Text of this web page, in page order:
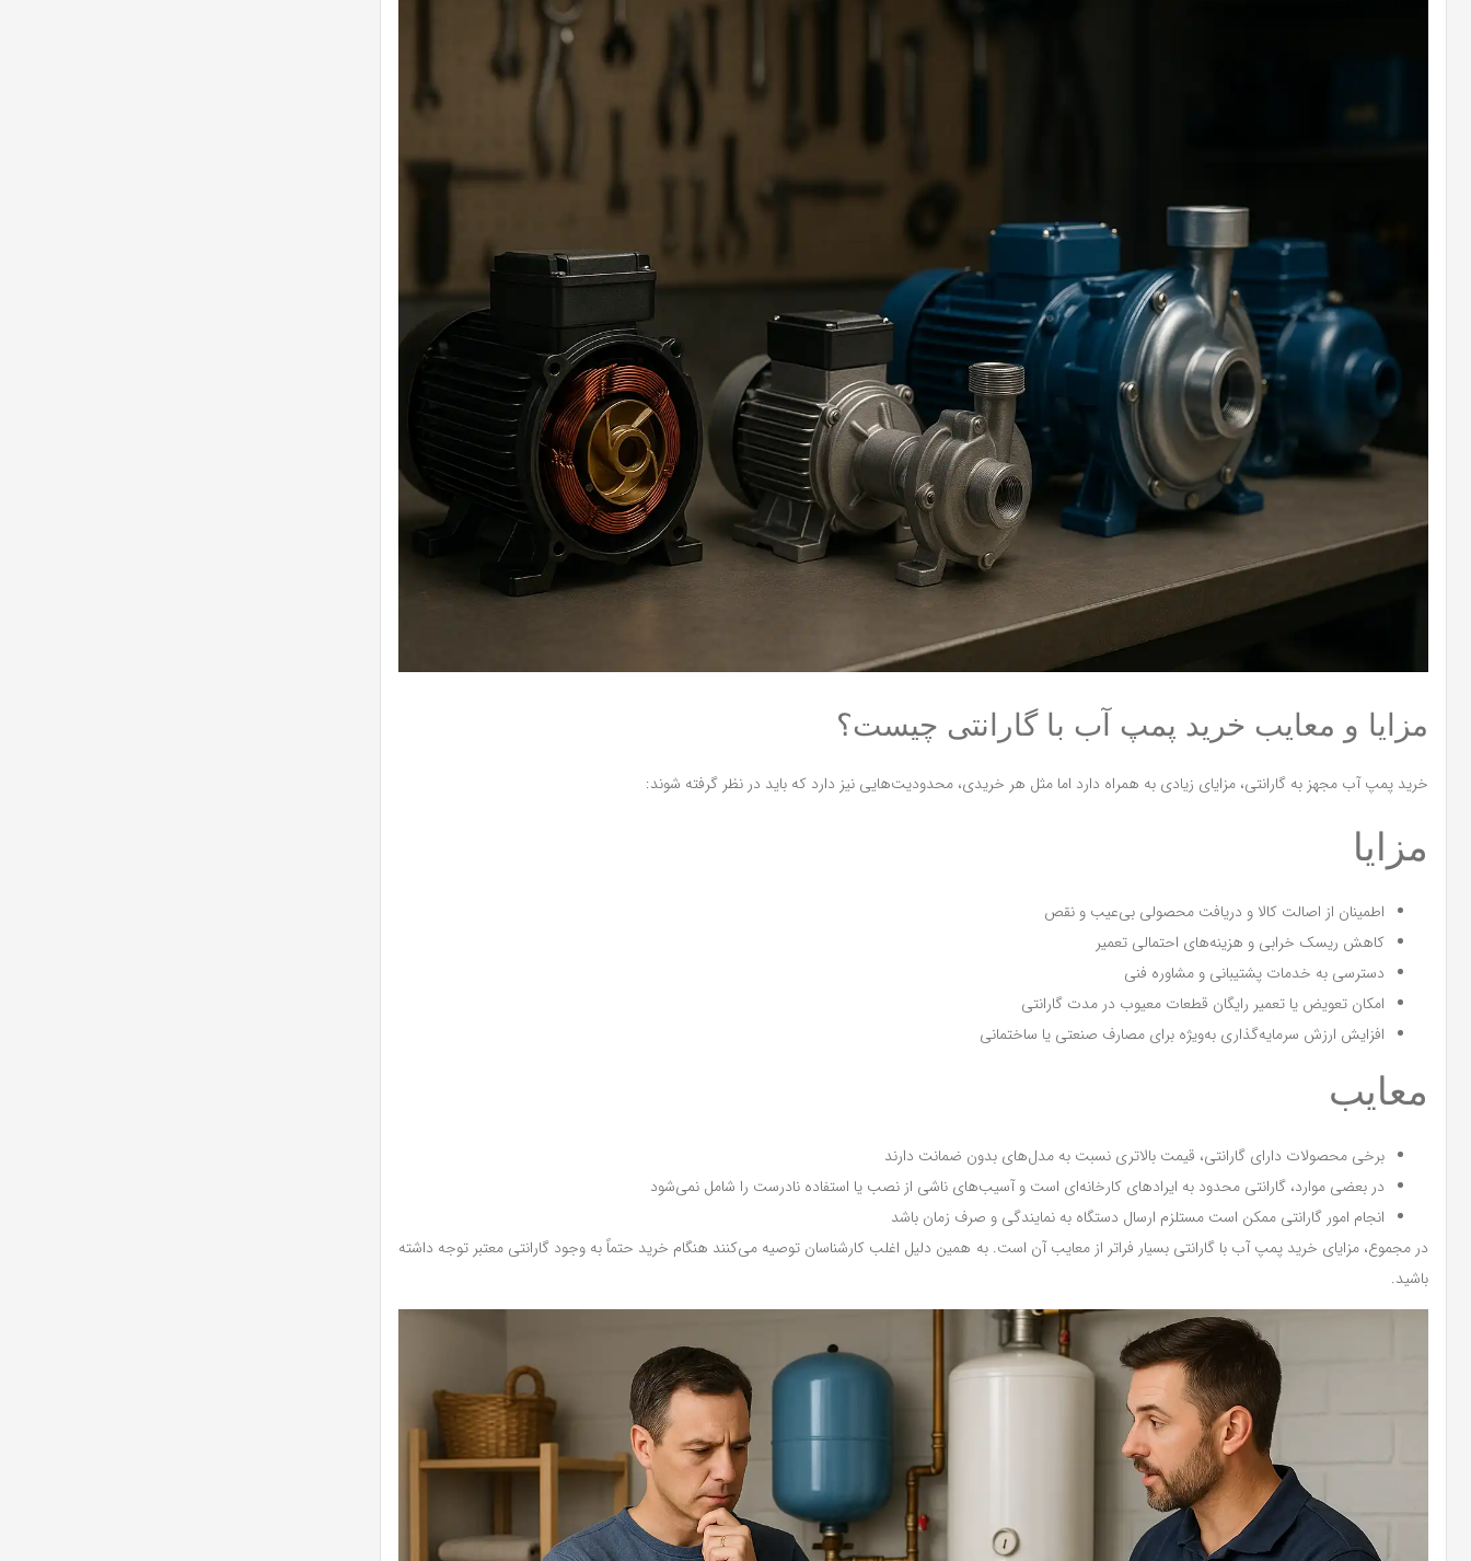
مزایا و معایب خرید پمپ آب با گارانتی چیست؟
خرید پمپ آب مجهز به گارانتی، مزایای زیادی به همراه دارد اما مثل هر خریدی، محدودیت‌هایی نیز دارد که باید در نظر گرفته شوند:
مزایا
اطمینان از اصالت کالا و دریافت محصولی بی‌عیب و نقص
کاهش ریسک خرابی و هزینه‌های احتمالی تعمیر
دسترسی به خدمات پشتیبانی و مشاوره فنی
امکان تعویض یا تعمیر رایگان قطعات معیوب در مدت گارانتی
افزایش ارزش سرمایه‌گذاری به‌ویژه برای مصارف صنعتی یا ساختمانی
معایب
برخی محصولات دارای گارانتی، قیمت بالاتری نسبت به مدل‌های بدون ضمانت دارند
در بعضی موارد، گارانتی محدود به ایرادهای کارخانه‌ای است و آسیب‌های ناشی از نصب یا استفاده نادرست را شامل نمی‌شود
انجام امور گارانتی ممکن است مستلزم ارسال دستگاه به نمایندگی و صرف زمان باشد
در مجموع، مزایای خرید پمپ آب با گارانتی بسیار فراتر از معایب آن است. به همین دلیل اغلب کارشناسان توصیه می‌کنند هنگام خرید حتماً به وجود گارانتی معتبر توجه داشته
باشید.